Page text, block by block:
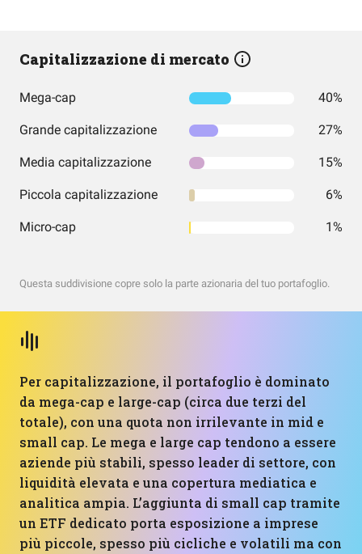
Capitalizzazione di mercato
Mega-cap 40%
Grande capitalizzazione 27%
Media capitalizzazione 15%
Piccola capitalizzazione 6%
Micro-cap 1%
Questa suddivisione copre solo la parte azionaria del tuo portafoglio.
Per capitalizzazione, il portafoglio è dominato
da mega-cap e large-cap (circa due terzi del
totale), con una quota non irrilevante in mid e
small cap. Le mega e large cap tendono a essere
aziende più stabili, spesso leader di settore, con
liquidità elevata e una copertura mediatica e
analitica ampia. L’aggiunta di small cap tramite
un ETF dedicato porta esposizione a imprese
più piccole, spesso più cicliche e volatili ma con